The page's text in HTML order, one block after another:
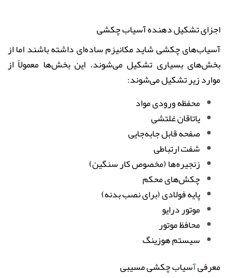
اجزای تشکیل دهنده آسیاب چکشی
آسیاب‌های چکشی شاید مکانیزم ساده‌ای داشته باشند اما از
بخش‌های بسیاری تشکیل می‌شوند. این بخش‌ها معمولاً از
موارد زیر تشکیل می‌شوند:
محفظه ورودی مواد
یاتاقان غلتشی
صفحه قابل ‌جابه‌جایی
شفت ارتباطی
زنجیره‌ها (مخصوص کار سنگین)
چکش‌های محکم
پایه فولادی (برای نصب بدنه)
موتور درایو
محافظ موتور
سیستم هوزینگ
معرفیآسیاب چکشی مسیبی